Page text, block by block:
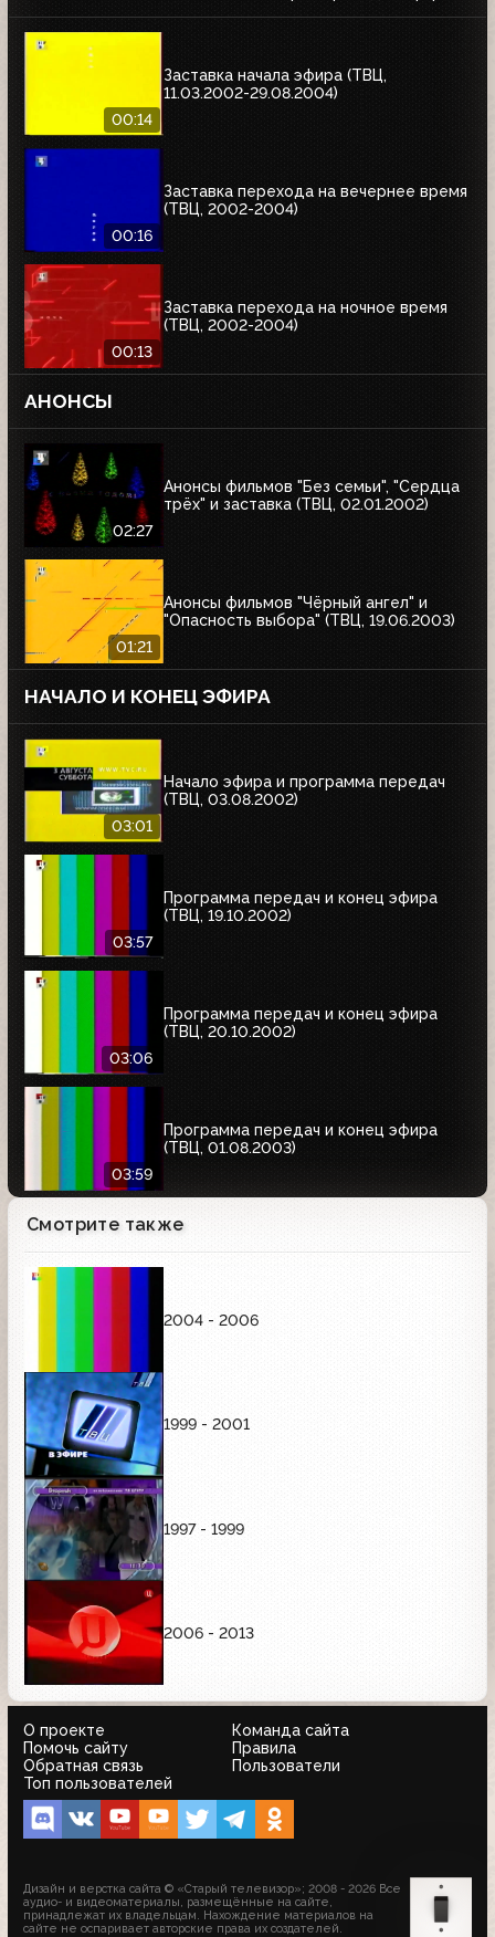
00:14
Заставка начала эфира (ТВЦ,
11.03.2002-29.08.2004)
00:16
Заставка перехода на вечернее время
(ТВЦ, 2002-2004)
00:13
Заставка перехода на ночное время
(ТВЦ, 2002-2004)
АНОНСЫ
02:27
Анонсы фильмов "Без семьи", "Сердца
трёх" и заставка (ТВЦ, 02.01.2002)
01:21
Анонсы фильмов "Чёрный ангел" и
"Опасность выбора" (ТВЦ, 19.06.2003)
НАЧАЛО И КОНЕЦ ЭФИРА
03:01
Начало эфира и программа передач
(ТВЦ, 03.08.2002)
03:57
Программа передач и конец эфира
(ТВЦ, 19.10.2002)
03:06
Программа передач и конец эфира
(ТВЦ, 20.10.2002)
03:59
Программа передач и конец эфира
(ТВЦ, 01.08.2003)
Смотрите также
2004 - 2006
1999 - 2001
1997 - 1999
2006 - 2013
О проекте
Команда сайта
Помочь сайту
Правила
Обратная связь
Пользователи
Топ пользователей
Дизайн и верстка сайта © «Старый телевизор»; 2008 - 2026 Все
аудио- и видеоматериалы, размещённые на сайте,
принадлежат их владельцам. Нахождение материалов на
сайте не оспаривает авторские права их создателей.